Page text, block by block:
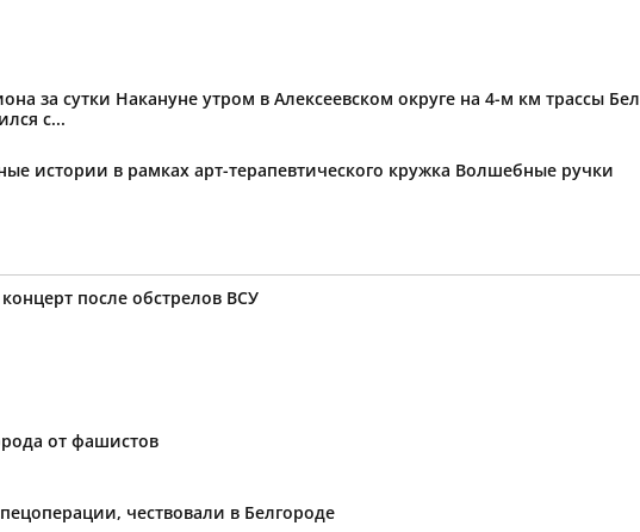
за сутки Накануне утром в Алексеевском округе на 4-м км трассы
с...
истории в рамках арт-терапевтического кружка Волшебные ручки
после обстрелов ВСУ
от фашистов
чествовали в Белгороде